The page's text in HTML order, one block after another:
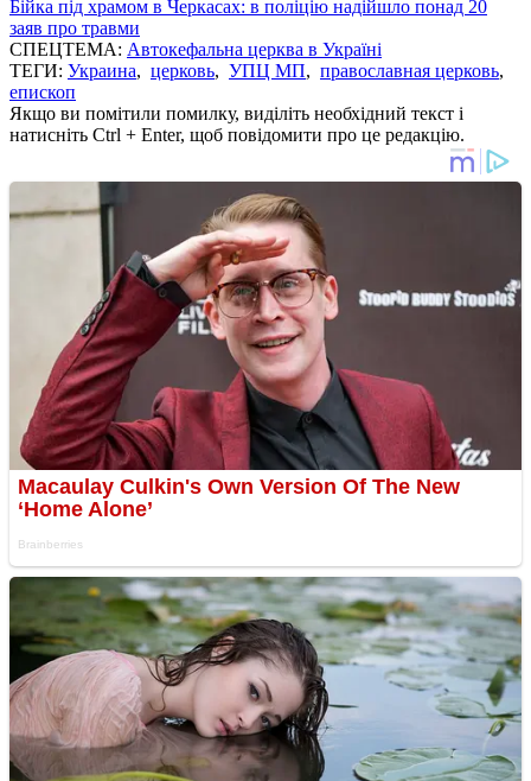
Бійка під храмом в Черкасах: в поліцію надійшло понад 20
заяв про травми
СПЕЦТЕМА: Автокефальна церква в Україні
ТЕГИ: Украина, церковь, УПЦ МП, православная церковь,
епископ
Якщо ви помітили помилку, виділіть необхідний текст і
натисніть Ctrl + Enter, щоб повідомити про це редакцію.